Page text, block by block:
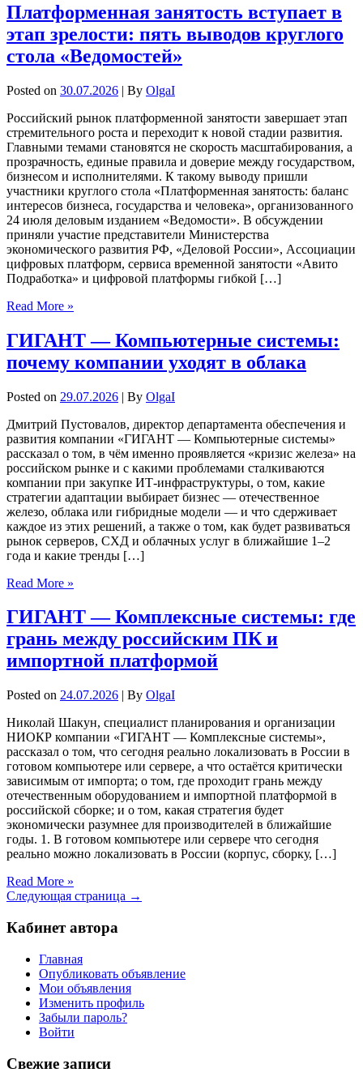
Платформенная занятость вступает в
этап зрелости: пять выводов круглого
стола «Ведомостей»
Posted on 30.07.2026 | By OlgaI
Российский рынок платформенной занятости завершает этап
стремительного роста и переходит к новой стадии развития.
Главными темами становятся не скорость масштабирования, а
прозрачность, единые правила и доверие между государством,
бизнесом и исполнителями. К такому выводу пришли
участники круглого стола «Платформенная занятость: баланс
интересов бизнеса, государства и человека», организованного
24 июля деловым изданием «Ведомости». В обсуждении
приняли участие представители Министерства
экономического развития РФ, «Деловой России», Ассоциации
цифровых платформ, сервиса временной занятости «Авито
Подработка» и цифровой платформы гибкой […]
Read More »
ГИГАНТ — Компьютерные системы:
почему компании уходят в облака
Posted on 29.07.2026 | By OlgaI
Дмитрий Пустовалов, директор департамента обеспечения и
развития компании «ГИГАНТ — Компьютерные системы»
рассказал о том, в чём именно проявляется «кризис железа» на
российском рынке и с какими проблемами сталкиваются
компании при закупке ИТ-инфраструктуры, о том, какие
стратегии адаптации выбирает бизнес — отечественное
железо, облака или гибридные модели — и что сдерживает
каждое из этих решений, а также о том, как будет развиваться
рынок серверов, СХД и облачных услуг в ближайшие 1–2
года и какие тренды […]
Read More »
ГИГАНТ — Комплексные системы: где
грань между российским ПК и
импортной платформой
Posted on 24.07.2026 | By OlgaI
Николай Шакун, специалист планирования и организации
НИОКР компании «ГИГАНТ — Комплексные системы»,
рассказал о том, что сегодня реально локализовать в России в
готовом компьютере или сервере, а что остаётся критически
зависимым от импорта; о том, где проходит грань между
отечественным оборудованием и импортной платформой в
российской сборке; и о том, какая стратегия будет
экономически разумнее для производителей в ближайшие
годы. 1. В готовом компьютере или сервере что сегодня
реально можно локализовать в России (корпус, сборку, […]
Read More »
Следующая страница →
Кабинет автора
Главная
Опубликовать объявление
Мои объявления
Изменить профиль
Забыли пароль?
Войти
Свежие записи